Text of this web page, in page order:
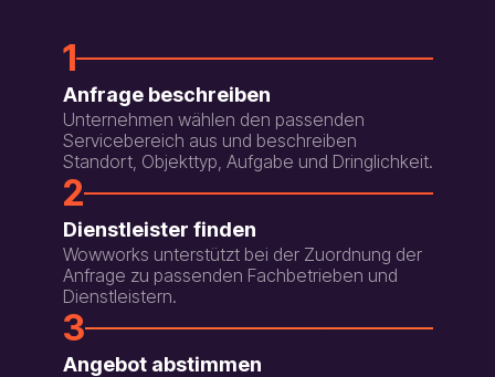
1
Anfrage beschreiben
Unternehmen wählen den passenden
Servicebereich aus und beschreiben
Standort, Objekttyp, Aufgabe und Dringlichkeit.
2
Dienstleister finden
Wowworks unterstützt bei der Zuordnung der
Anfrage zu passenden Fachbetrieben und
Dienstleistern.
3
Angebot abstimmen